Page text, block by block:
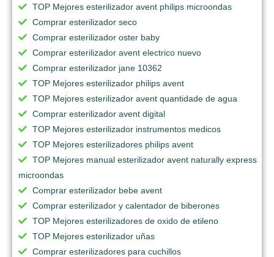
TOP Mejores esterilizador avent philips microondas
Comprar esterilizador seco
Comprar esterilizador oster baby
Comprar esterilizador avent electrico nuevo
Comprar esterilizador jane 10362
TOP Mejores esterilizador philips avent
TOP Mejores esterilizador avent quantidade de agua
Comprar esterilizador avent digital
TOP Mejores esterilizador instrumentos medicos
TOP Mejores esterilizadores philips avent
TOP Mejores manual esterilizador avent naturally express
microondas
Comprar esterilizador bebe avent
Comprar esterilizador y calentador de biberones
TOP Mejores esterilizadores de oxido de etileno
TOP Mejores esterilizador uñas
Comprar esterilizadores para cuchillos